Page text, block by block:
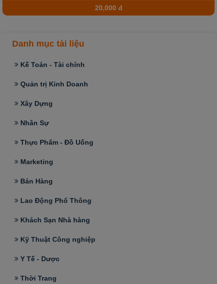
20,000 đ
Danh mục tài liệu
Kế Toán - Tài chính
Quản trị Kinh Doanh
Xây Dựng
Nhân Sự
Thực Phẩm - Đồ Uống
Marketing
Bán Hàng
Lao Động Phổ Thông
Khách Sạn Nhà hàng
Kỹ Thuật Công nghiệp
Y Tế - Dược
Thời Trang